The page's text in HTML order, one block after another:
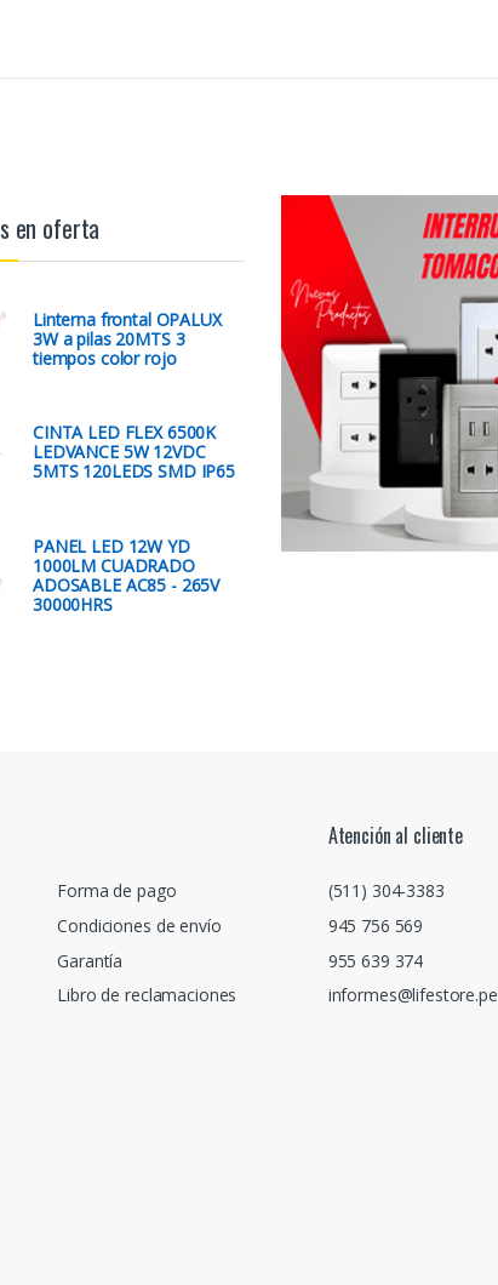
en oferta
Linterna frontal OPALUX
3W a pilas 20MTS 3
tiempos color rojo
CINTA LED FLEX 6500K
LEDVANCE 5W 12VDC
5MTS 120LEDS SMD IP65
PANEL LED 12W YD
1000LM CUADRADO
ADOSABLE AC85 - 265V
30000HRS
Forma de pago
Condiciones de envío
Garantía
Libro de reclamaciones
Atención al cliente
(511) 304-3383
945 756 569
955 639 374
informes@lifestore.pe